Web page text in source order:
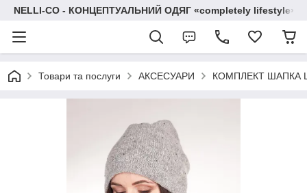
NELLI-CO - КОНЦЕПТУАЛЬНИЙ ОДЯГ «completely lifestyle»
Товари та послуги АКСЕСУАРИ КОМПЛЕКТ ШАПКА